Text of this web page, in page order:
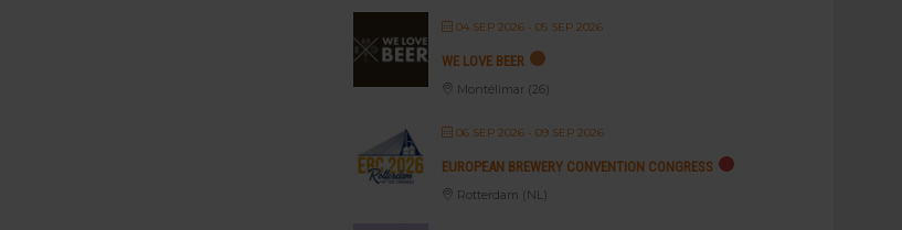
04 SEP 2026 - 05 SEP 2026
WE LOVE BEER
Montélimar (26)
06 SEP 2026 - 09 SEP 2026
EUROPEAN BREWERY CONVENTION CONGRESS
Rotterdam (NL)